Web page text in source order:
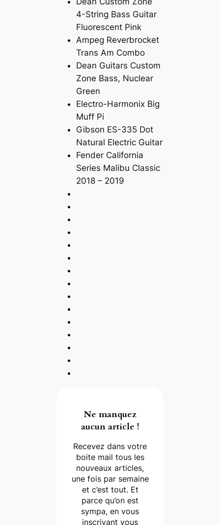
4-String Bass Guitar
Fluorescent Pink
Ampeg Reverbrocket
Trans Am Combo
Dean Guitars Custom
Zone Bass, Nuclear
Green
Electro-Harmonix Big
Muff Pi
Gibson ES-335 Dot
Natural Electric Guitar
Fender California
Series Malibu Classic
2018 – 2019
Ne manquez
aucun article !
Recevez dans votre
boite mail tous les
nouveaux articles,
une fois par semaine
et c’est tout. Et
parce qu’on est
sympa, en vous
inscrivant vous